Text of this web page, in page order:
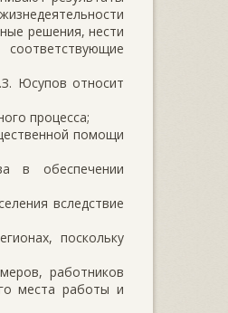
решения, нести
Юсупов относит
процесса;
помощи
в обеспечении
вследствие
поскольку
работников
места работы и